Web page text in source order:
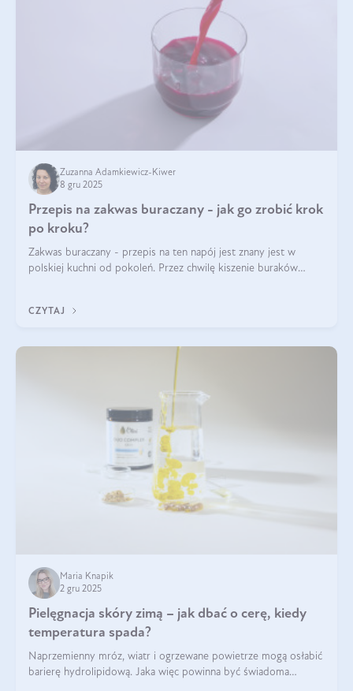
Zuzanna Adamkiewicz-Kiwer
8 gru 2025
Przepis na zakwas buraczany - jak go zrobić krok
po kroku?
Zakwas buraczany - przepis na ten napój jest znany jest w
polskiej kuchni od pokoleń. Przez chwilę kiszenie buraków
CZYTAJ
Maria Knapik
2 gru 2025
Pielęgnacja skóry zimą – jak dbać o cerę, kiedy
temperatura spada?
Naprzemienny mróz, wiatr i ogrzewane powietrze mogą osłabić
barierę hydrolipidową. Jaka więc powinna być świadoma